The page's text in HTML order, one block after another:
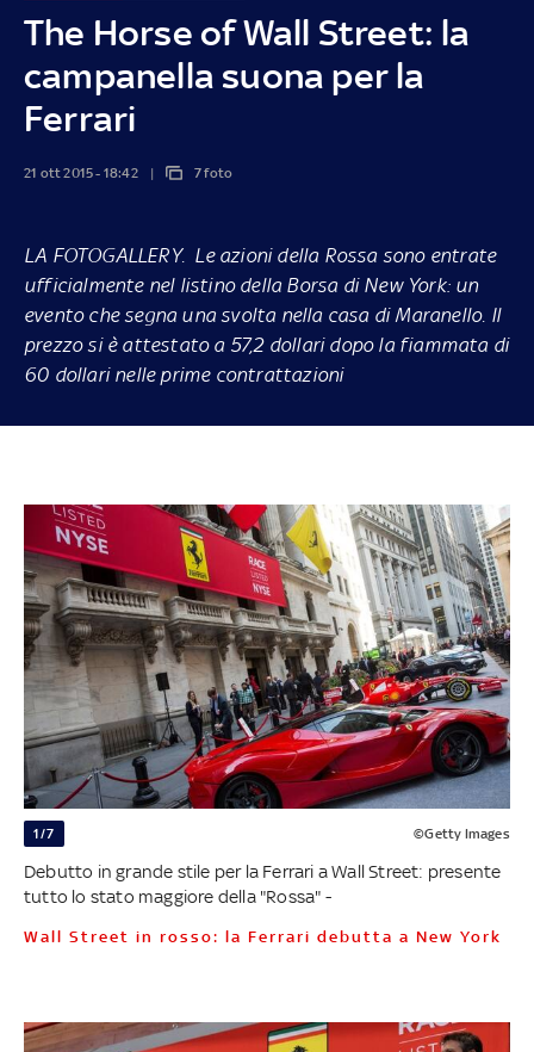
The Horse of Wall Street: la
campanella suona per la
Ferrari
21 ott 2015 - 18:42 7 foto
LA FOTOGALLERY. Le azioni della Rossa sono entrate
ufficialmente nel listino della Borsa di New York: un
evento che segna una svolta nella casa di Maranello. Il
prezzo si è attestato a 57,2 dollari dopo la fiammata di
60 dollari nelle prime contrattazioni
1/7 ©Getty Images
Debutto in grande stile per la Ferrari a Wall Street: presente
tutto lo stato maggiore della "Rossa" -
Wall Street in rosso: la Ferrari debutta a New York